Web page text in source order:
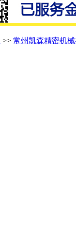
>> 常州凯森精密机